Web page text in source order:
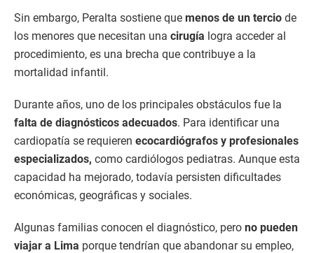
Sin embargo, Peralta sostiene que menos de un tercio de
los menores que necesitan una cirugía logra acceder al
procedimiento, es una brecha que contribuye a la
mortalidad infantil.
Durante años, uno de los principales obstáculos fue la
falta de diagnósticos adecuados. Para identificar una
cardiopatía se requieren ecocardiógrafos y profesionales
especializados, como cardiólogos pediatras. Aunque esta
capacidad ha mejorado, todavía persisten dificultades
económicas, geográficas y sociales.
Algunas familias conocen el diagnóstico, pero no pueden
viajar a Lima porque tendrían que abandonar su empleo,